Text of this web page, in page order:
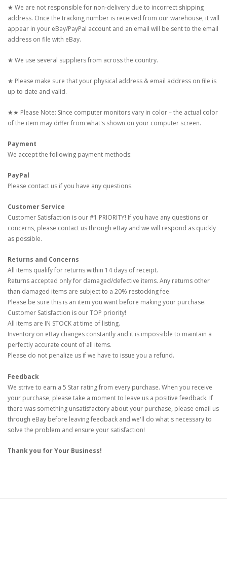
★ We are not responsible for non-delivery due to incorrect shipping
address. Once the tracking number is received from our warehouse, it will
appear in your eBay/PayPal account and an email will be sent to the email
address on file with eBay.
★ We use several suppliers from across the country.
★ Please make sure that your physical address & email address on file is
up to date and valid.
★★ Please Note: Since computer monitors vary in color – the actual color
of the item may differ from what's shown on your computer screen.
Payment
We accept the following payment methods:
PayPal
Please contact us if you have any questions.
Customer Service
Customer Satisfaction is our #1 PRIORITY! If you have any questions or
concerns, please contact us through eBay and we will respond as quickly
as possible.
Returns and Concerns
All items qualify for returns within 14 days of receipt.
Returns accepted only for damaged/defective items. Any returns other
than damaged items are subject to a 20% restocking fee.
Please be sure this is an item you want before making your purchase.
Customer Satisfaction is our TOP priority!
All items are IN STOCK at time of listing.
Inventory on eBay changes constantly and it is impossible to maintain a
perfectly accurate count of all items.
Please do not penalize us if we have to issue you a refund.
Feedback
We strive to earn a 5 Star rating from every purchase. When you receive
your purchase, please take a moment to leave us a positive feedback. If
there was something unsatisfactory about your purchase, please email us
through eBay before leaving feedback and we'll do what's necessary to
solve the problem and ensure your satisfaction!
Thank you for Your Business!